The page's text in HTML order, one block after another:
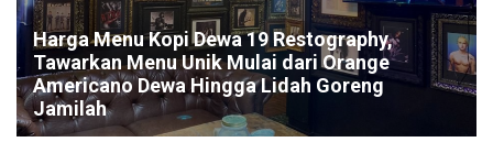
Harga Menu Kopi Dewa 19 Restography,
Tawarkan Menu Unik Mulai dari Orange
Americano Dewa Hingga Lidah Goreng
Jamilah